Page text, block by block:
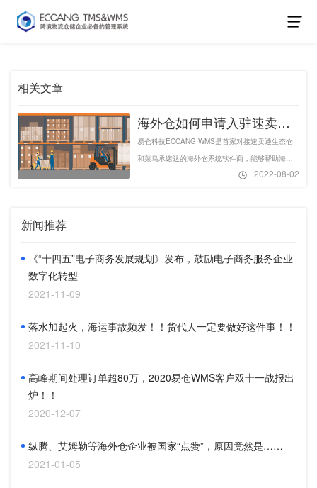
相关文章
海外仓如何申请入驻速卖通
生态仓和菜鸟承诺达
易仓科技ECCANG WMS是首家对接速卖通生态仓
和菜鸟承诺达的海外仓系统软件商，能够帮助海外
2022-08-02
新闻推荐
《“十四五”电子商务发展规划》发布，鼓励电子商务服务企业
数字化转型
2021-11-09
落水加起火，海运事故频发！！货代人一定要做好这件事！！
2021-11-10
高峰期间处理订单超80万，2020易仓WMS客户双十一战报出
炉！！
2020-12-07
纵腾、艾姆勒等海外仓企业被国家“点赞”，原因竟然是……
2021-01-05